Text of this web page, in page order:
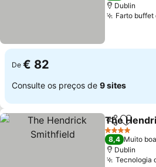
Dublin
Farto buffet
De € 82
Consulte os preços de 9 sites
Partilhar
The
4 Estrelas
8,4 Muito boa
Dublin
Tecnologia